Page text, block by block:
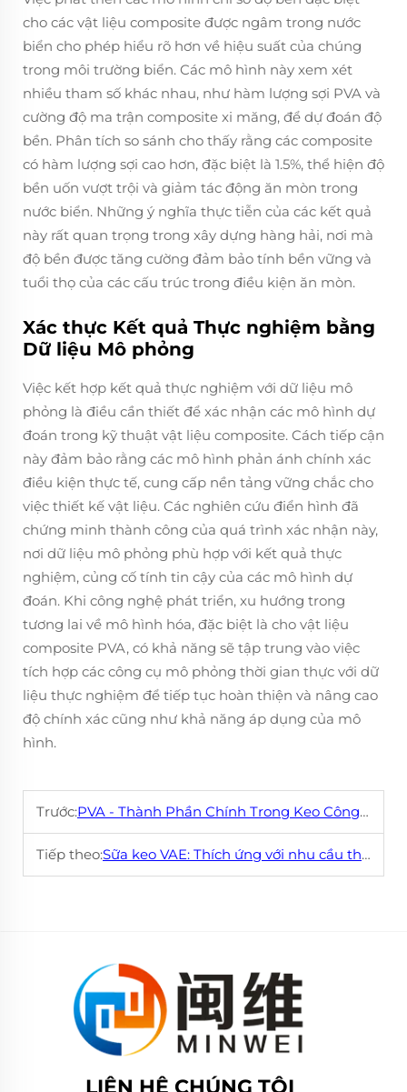
cho các vật liệu composite được ngâm trong nước
biển cho phép hiểu rõ hơn về hiệu suất của chúng
trong môi trường biển. Các mô hình này xem xét
nhiều tham số khác nhau, như hàm lượng sợi PVA và
cường độ ma trận composite xi măng, để dự đoán độ
bền. Phân tích so sánh cho thấy rằng các composite
có hàm lượng sợi cao hơn, đặc biệt là 1.5%, thể hiện độ
bền uốn vượt trội và giảm tác động ăn mòn trong
nước biển. Những ý nghĩa thực tiễn của các kết quả
này rất quan trọng trong xây dựng hàng hải, nơi mà
độ bền được tăng cường đảm bảo tính bền vững và
tuổi thọ của các cấu trúc trong điều kiện ăn mòn.
Xác thực Kết quả Thực nghiệm bằng
Dữ liệu Mô phỏng
Việc kết hợp kết quả thực nghiệm với dữ liệu mô
phỏng là điều cần thiết để xác nhận các mô hình dự
đoán trong kỹ thuật vật liệu composite. Cách tiếp cận
này đảm bảo rằng các mô hình phản ánh chính xác
điều kiện thực tế, cung cấp nền tảng vững chắc cho
việc thiết kế vật liệu. Các nghiên cứu điển hình đã
chứng minh thành công của quá trình xác nhận này,
nơi dữ liệu mô phỏng phù hợp với kết quả thực
nghiệm, củng cố tính tin cậy của các mô hình dự
đoán. Khi công nghệ phát triển, xu hướng trong
tương lai về mô hình hóa, đặc biệt là cho vật liệu
composite PVA, có khả năng sẽ tập trung vào việc
tích hợp các công cụ mô phỏng thời gian thực với dữ
liệu thực nghiệm để tiếp tục hoàn thiện và nâng cao
độ chính xác cũng như khả năng áp dụng của mô
hình.
Trước:PVA - Thành Phần Chính Trong Keo Công Nghiệp Cao Su
Tiếp theo:Sữa keo VAE: Thích ứng với nhu cầu thay đổi của ngành công nghiệp dệt may
LIÊN HỆ CHÚNG TÔI